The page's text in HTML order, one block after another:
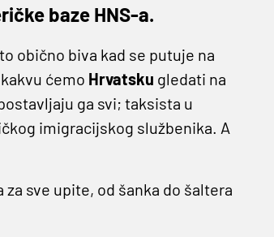
baze HNS-a.
obično biva kad se putuje na
ćemo Hrvatsku gledati na
ga svi; taksista u
imigracijskog službenika. A
za sve upite, od šanka do šaltera